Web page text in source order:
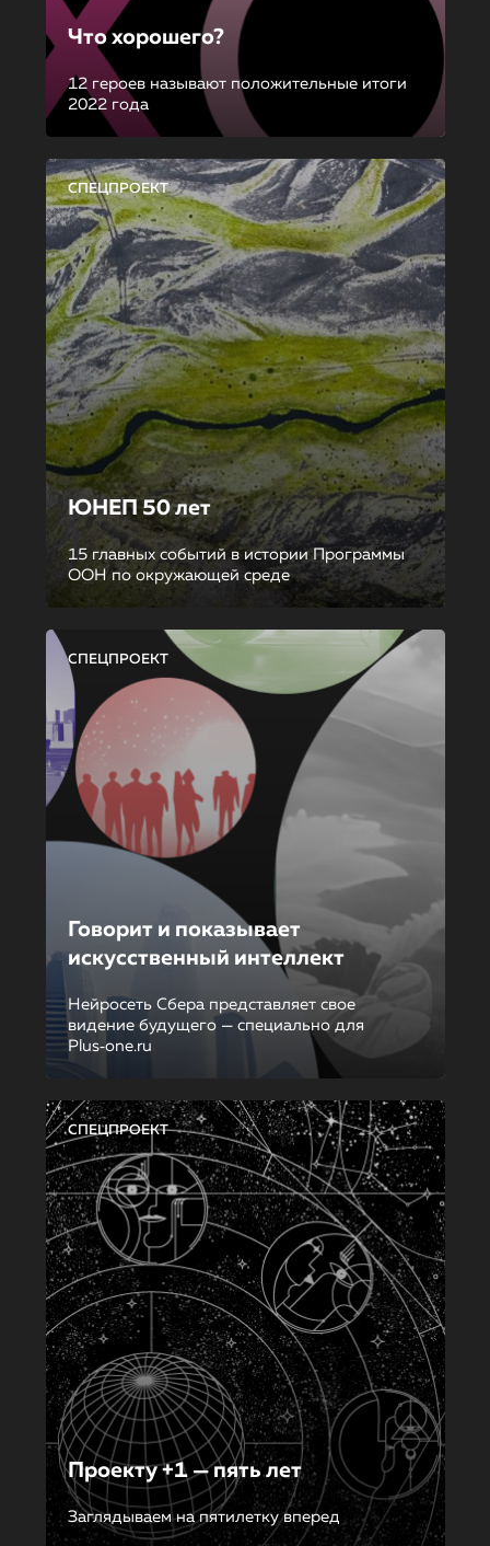
Что хорошего?
12 героев называют положительные итоги
2022 года
СПЕЦПРОЕКТ
ЮНЕП 50 лет
15 главных событий в истории Программы
ООН по окружающей среде
СПЕЦПРОЕКТ
Говорит и показывает
искусственный интеллект
Нейросеть Сбера представляет свое
видение будущего — специально для
Plus‑one.ru
СПЕЦПРОЕКТ
Проекту +1 — пять лет
Заглядываем на пятилетку вперед